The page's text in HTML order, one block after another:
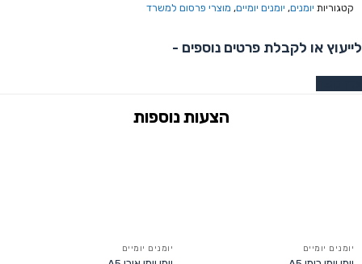
קטגוריות יומנים, יומנים יומיים, מוצרי פרסום למשרד
לייעוץ או לקבלת פרטים נוספים -
יומנים יומיים יומנים יומיים